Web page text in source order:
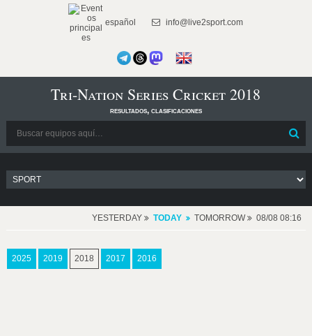
español info@live2sport.com
Tri-Nation Series Cricket 2018
resultados, clasificaciones
YESTERDAY TODAY TOMORROW 08/08 08:16
2025 2019 2018 2017 2016